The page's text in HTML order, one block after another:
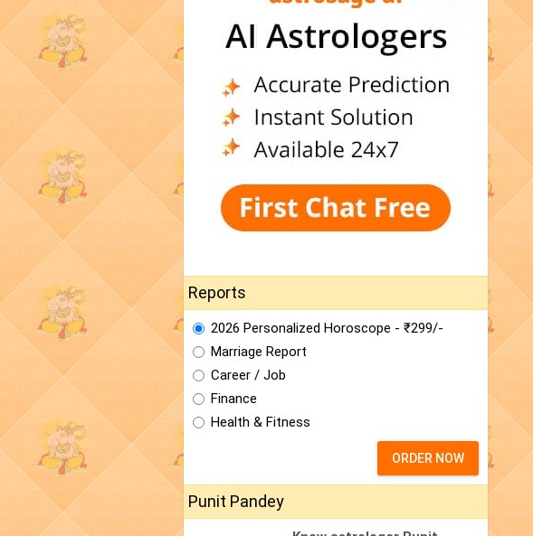
Reports
2026 Personalized Horoscope - ₹299/-
Marriage Report
Career / Job
Finance
Health & Fitness
ORDER NOW
Punit Pandey